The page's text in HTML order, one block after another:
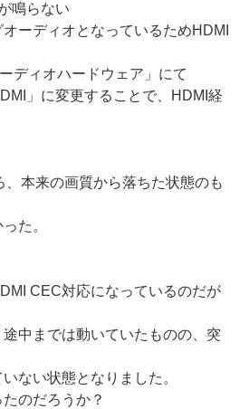
鳴らない
ーディオとなっているためHDMI
ディオハードウェア」にて
」に変更することで、HDMI経
本来の画質から落ちた状態のも
た。
CEC対応になっているのだが
中までは動いていたものの、突
ない状態となりました。
のだろうか？